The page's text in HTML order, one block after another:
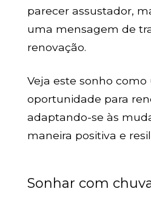
parecer assustador,
uma mensagem de
renovação.
Veja este sonho como
oportunidade para
adaptando-se às
maneira positiva e
Sonhar com